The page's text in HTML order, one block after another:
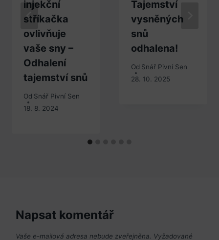
injekční
stříkačka
ovlivňuje
vaše sny –
Odhalení
tajemství snů
Od Snář Pivní Sen
18. 8. 2024
Tajemství
vysněných
snů
odhalena!
Od Snář Pivní Sen
28. 10. 2025
Napsat komentář
Vaše e-mailová adresa nebude zveřejněna. Vyžadované